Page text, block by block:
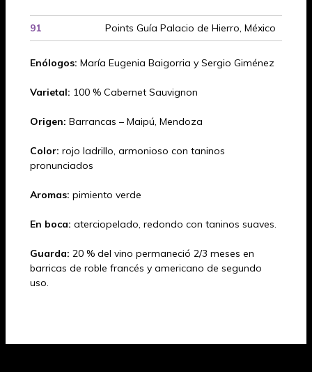
91 Points Guía Palacio de Hierro, México
Enólogos: María Eugenia Baigorria y Sergio Giménez
Varietal: 100 % Cabernet Sauvignon
Origen: Barrancas – Maipú, Mendoza
Color: rojo ladrillo, armonioso con taninos
pronunciados
Aromas: pimiento verde
En boca: aterciopelado, redondo con taninos suaves.
Guarda: 20 % del vino permaneció 2/3 meses en
barricas de roble francés y americano de segundo
uso.